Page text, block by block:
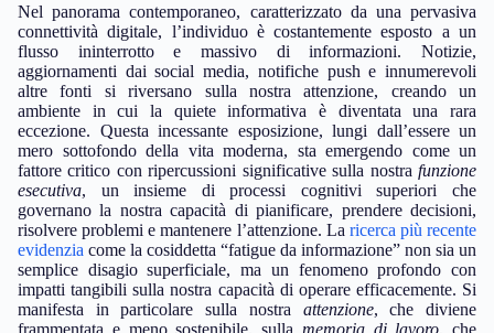
Nel panorama contemporaneo, caratterizzato da una pervasiva
connettività digitale, l’individuo è costantemente esposto a un
flusso ininterrotto e massivo di informazioni. Notizie,
aggiornamenti dai social media, notifiche push e innumerevoli
altre fonti si riversano sulla nostra attenzione, creando un
ambiente in cui la quiete informativa è diventata una rara
eccezione. Questa incessante esposizione, lungi dall’essere un
mero sottofondo della vita moderna, sta emergendo come un
fattore critico con ripercussioni significative sulla nostra funzione
esecutiva, un insieme di processi cognitivi superiori che
governano la nostra capacità di pianificare, prendere decisioni,
risolvere problemi e mantenere l’attenzione. La ricerca più recente
evidenzia come la cosiddetta “fatigue da informazione” non sia un
semplice disagio superficiale, ma un fenomeno profondo con
impatti tangibili sulla nostra capacità di operare efficacemente. Si
manifesta in particolare sulla nostra attenzione, che diviene
frammentata e meno sostenibile, sulla memoria di lavoro, che